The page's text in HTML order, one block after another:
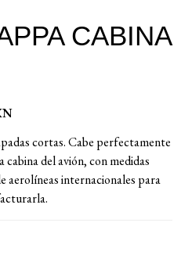
CABINA
cortas. Cabe perfectamente
cabina del avión, con medidas
aerolíneas internacionales para